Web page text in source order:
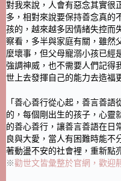
對我來說，人會有惡念其實很
多，相對來說要保持善念真的
孩的，越來越多因情緒失控而
察看，多半與家庭有關，雖然
麼壞事，但父母寵溺小孩已經
強調神威，也不需要人們記得
世上去發揮自己的能力去造福
「善心善行從心起，善言善
的，每個剛出生的孩子，心靈
的善心善行，讓善言善語在日
良與大愛，當人有困難時能不
著動盪不安的社會裡，重新點
※勸世文皆彙整於官網，歡迎